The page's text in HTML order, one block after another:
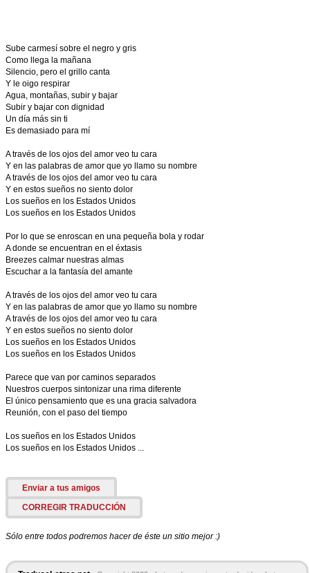
Sube carmesí sobre el negro y gris
Como llega la mañana
Silencio, pero el grillo canta
Y le oigo respirar
Agua, montañas, subir y bajar
Subir y bajar con dignidad
Un día más sin ti
Es demasiado para mí
A través de los ojos del amor veo tu cara
Y en las palabras de amor que yo llamo su nombre
A través de los ojos del amor veo tu cara
Y en estos sueños no siento dolor
Los sueños en los Estados Unidos
Los sueños en los Estados Unidos
Por lo que se enroscan en una pequeña bola y rodar
A donde se encuentran en el éxtasis
Breezes calmar nuestras almas
Escuchar a la fantasía del amante
A través de los ojos del amor veo tu cara
Y en las palabras de amor que yo llamo su nombre
A través de los ojos del amor veo tu cara
Y en estos sueños no siento dolor
Los sueños en los Estados Unidos
Los sueños en los Estados Unidos
Parece que van por caminos separados
Nuestros cuerpos sintonizar una rima diferente
El único pensamiento que es una gracia salvadora
Reunión, con el paso del tiempo
Los sueños en los Estados Unidos
Los sueños en los Estados Unidos ...
Enviar a tus amigos
CORREGIR TRADUCCIÓN
Sólo entre todos podremos hacer de éste un sitio mejor :)